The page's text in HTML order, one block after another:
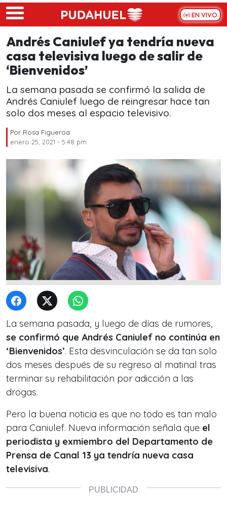
Skip to main content
EN VIVO
Andrés Caniulef ya tendría nueva
casa televisiva luego de salir de
‘Bienvenidos’
La semana pasada se confirmó la salida de
Andrés Caniulef luego de reingresar hace tan
solo dos meses al espacio televisivo.
Por Rosa Figueroa
enero 25, 2021 - 5:48 pm
La semana pasada, y luego de días de rumores,
se confirmó que Andrés Caniulef no continúa en
‘Bienvenidos’. Esta desvinculación se da tan solo
dos meses después de su regreso al matinal tras
terminar su rehabilitación por adicción a las
drogas.
Pero la buena noticia es que no todo es tan malo
para Caniulef. Nueva información señala que el
periodista y exmiembro del Departamento de
Prensa de Canal 13 ya tendría nueva casa
televisiva.